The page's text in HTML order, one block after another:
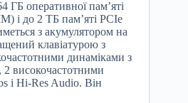
ГБ оперативної пам’яті
і до 2 ТБ пам’яті PCIe
з акумулятором на
клавіатурою з
динаміками з
2 високочастотними
і Hi-Res Audio. Він